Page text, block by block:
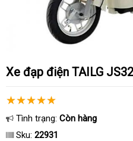
Xe đạp điện TAILG JS32
Tình trạng: Còn hàng
Sku: 22931